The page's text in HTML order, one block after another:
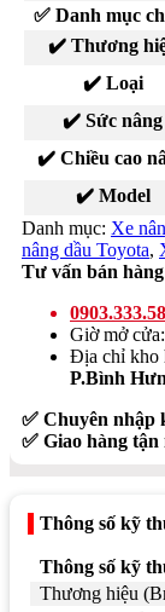
✅ Danh mục
✔️ Thương
✔️ Loại
✔️ Sức nâng
✔️ Chiều cao
✔️ Model
Danh mục: Xe
nâng dầu Toyota,
Tư vấn bán hàng
Giờ mở cửa:
Địa chỉ kho
P.Bình
✅ Chuyên nhập
✅ Giao hàng
Thông số kỹ
Thông số kỹ
Thương hiệu